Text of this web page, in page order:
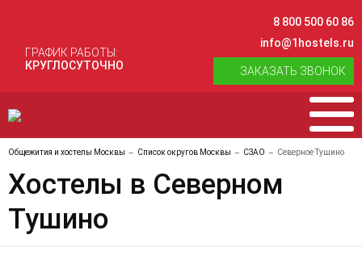
ГРАФИК РАБОТЫ:
КРУГЛОСУТОЧНО
8 800 500 60 86
info@1hostels.ru
ЗАКАЗАТЬ ЗВОНОК
Общежития и хостелы Москвы Список округов Москвы СЗАО Северное Тушино
Хостелы в Северном
Тушино